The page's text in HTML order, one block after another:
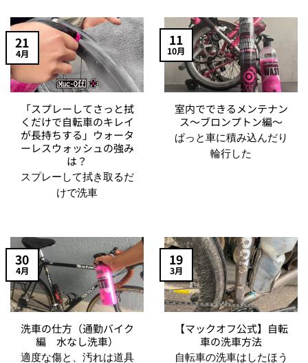
「スプレーしてさっと拭
くだけで自転車のキレイ
が長持ちする」ウォータ
ーレスウォッシュの強み
は？
スプレーして拭き取るだ
けで洗車
21
4月
室内でできるメンテナン
ス～ブロンプトン編～
ぱっと車に積み込んだり
輪行した
11
10月
洗車の仕方（通勤バイク
編 水なし洗車）
適度な傷と、汚れは道具
30
4月
【マックオフ公式】自転
車の洗車方法
自転車の洗車はしたほう
19
3月